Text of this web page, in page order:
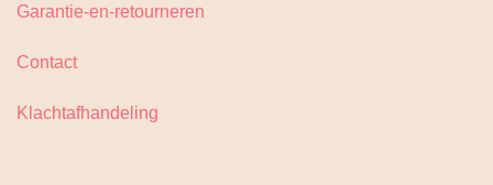
Garantie-en-retourneren
Contact
Klachtafhandeling